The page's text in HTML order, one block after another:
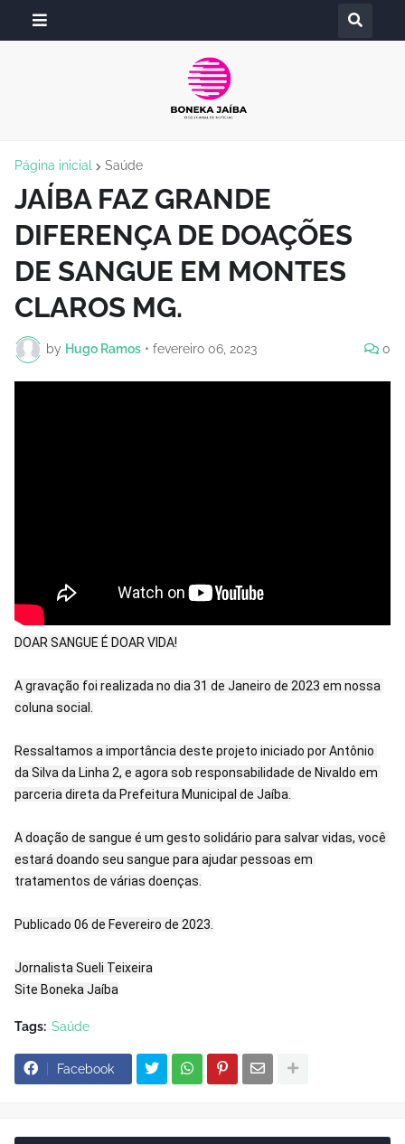
Página inicial Saúde
JAÍBA FAZ GRANDE
DIFERENÇA DE DOAÇÕES
DE SANGUE EM MONTES
CLAROS MG.
by Hugo Ramos • fevereiro 06, 2023 0
DOAR SANGUE É DOAR VIDA!
A gravação foi realizada no dia 31 de Janeiro de 2023 em nossa
coluna social.
Ressaltamos a importância deste projeto iniciado por Antônio
da Silva da Linha 2, e agora sob responsabilidade de Nivaldo em
parceria direta da Prefeitura Municipal de Jaíba.
A doação de sangue é um gesto solidário para salvar vidas, você
estará doando seu sangue para ajudar pessoas em
tratamentos de várias doenças.
Publicado 06 de Fevereiro de 2023.
Jornalista Sueli Teixeira
Site Boneka Jaíba
Tags: Saúde
Facebook